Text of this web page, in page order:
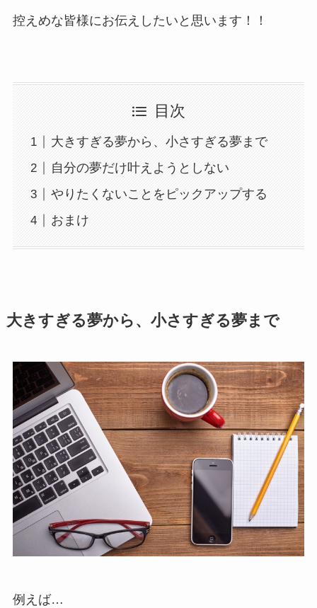
控えめな皆様にお伝えしたいと思います！！
目次
大きすぎる夢から、小さすぎる夢まで
自分の夢だけ叶えようとしない
やりたくないことをピックアップする
おまけ
大きすぎる夢から、小さすぎる夢まで
例えば…